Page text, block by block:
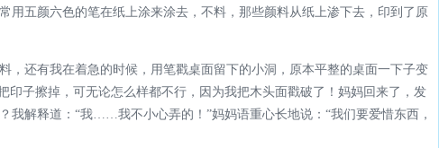
五颜六色的笔在纸上涂来涂去，不料，那些颜料从纸上渗下去，印到了原
还有我在着急的时候，用笔戳桌面留下的小洞，原本平整的桌面一下子变
印子擦掉，可无论怎么样都不行，因为我把木头面戳破了！妈妈回来了，发
我解释道：“我……我不小心弄的！”妈妈语重心长地说：“我们要爱惜东西，